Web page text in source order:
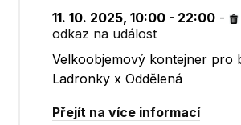
11. 10. 2025, 10:00 - 22:00 -
odkaz na událost
Velkoobjemový kontejner pro
Ladronky x Oddělená
Přejít na více informací